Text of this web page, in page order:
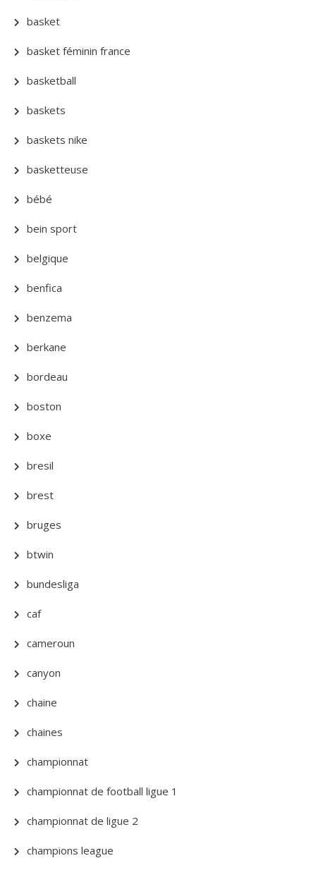
basket
basket féminin france
basketball
baskets
baskets nike
basketteuse
bébé
bein sport
belgique
benfica
benzema
berkane
bordeau
boston
boxe
bresil
brest
bruges
btwin
bundesliga
caf
cameroun
canyon
chaine
chaines
championnat
championnat de football ligue 1
championnat de ligue 2
champions league